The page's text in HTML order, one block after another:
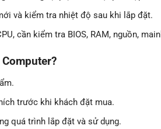
và kiểm tra nhiệt độ sau khi lắp đặt.
cần kiểm tra BIOS, RAM, nguồn,
trước khi khách đặt mua.
quá trình lắp đặt và sử dụng.